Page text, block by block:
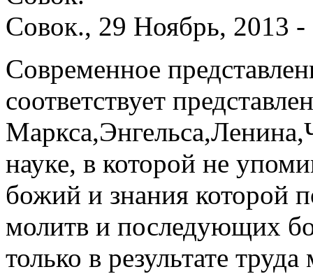
Совок., 29 Ноябрь, 2013
Современное
соответствует
науке, в которой не
божий и знания которой
молитв и последующих
только в результате